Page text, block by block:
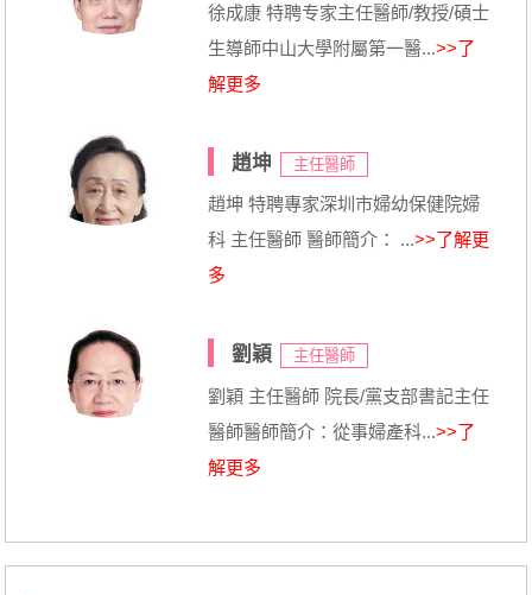
徐成康 特聘专家主任醫師/教授/碩士
生導師中山大學附屬第一醫...>>了
解更多
趙坤 主任醫師
趙坤 特聘專家深圳市婦幼保健院婦
科 主任醫師 醫師簡介： ...>>了解更
多
劉穎 主任醫師
劉穎 主任醫師 院長/黨支部書記主任
醫師醫師簡介：從事婦產科...>>了
解更多